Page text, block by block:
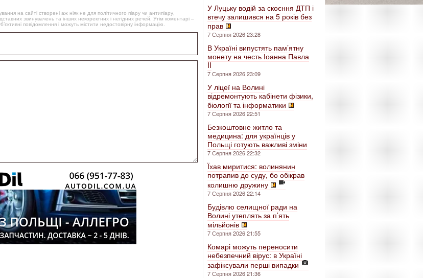
на сайті створені аж ніяк не для політичного піару чи антипіару,
звинувачень та інших некоректних і негідних речей. Утім коментарі –
повідомлення і можуть містити недостовірну інформацію.
У Луцьку водій за скоєння ДТП і
втечу залишився на 5 років без
прав
7 Серпня 2026 23:28
В Україні випустять пам’ятну
монету на честь Іоанна Павла
II
7 Серпня 2026 23:09
У ліцеї на Волині
відремонтують кабінети фізики,
біології та інформатики
7 Серпня 2026 22:51
Безкоштовне житло та
медицина: для українців у
Польщі готують важливі зміни
7 Серпня 2026 22:32
Їхав миритися: волинянин
потрапив до суду, бо обікрав
колишню дружину
7 Серпня 2026 22:14
Будівлю селищної ради на
Волині утеплять за п’ять
мільйонів
7 Серпня 2026 21:55
Комарі можуть переносити
небезпечний вірус: в Україні
зафіксували перші випадки
7 Серпня 2026 21:36